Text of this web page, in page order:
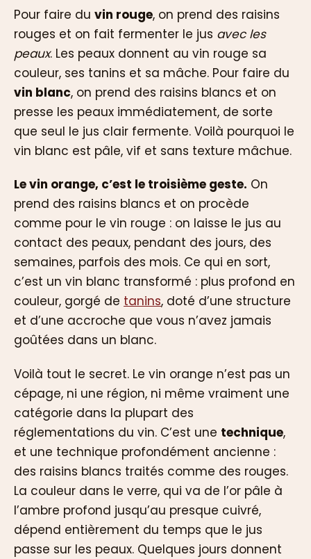
Pour faire du vin rouge, on prend des raisins
rouges et on fait fermenter le jus avec les
peaux. Les peaux donnent au vin rouge sa
couleur, ses tanins et sa mâche. Pour faire du
vin blanc, on prend des raisins blancs et on
presse les peaux immédiatement, de sorte
que seul le jus clair fermente. Voilà pourquoi le
vin blanc est pâle, vif et sans texture mâchue.
Le vin orange, c’est le troisième geste. On
prend des raisins blancs et on procède
comme pour le vin rouge : on laisse le jus au
contact des peaux, pendant des jours, des
semaines, parfois des mois. Ce qui en sort,
c’est un vin blanc transformé : plus profond en
couleur, gorgé de tanins, doté d’une structure
et d’une accroche que vous n’avez jamais
goûtées dans un blanc.
Voilà tout le secret. Le vin orange n’est pas un
cépage, ni une région, ni même vraiment une
catégorie dans la plupart des
réglementations du vin. C’est une technique,
et une technique profondément ancienne :
des raisins blancs traités comme des rouges.
La couleur dans le verre, qui va de l’or pâle à
l’ambre profond jusqu’au presque cuivré,
dépend entièrement du temps que le jus
passe sur les peaux. Quelques jours donnent